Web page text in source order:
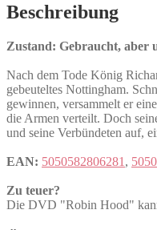
Beschreibung
Zustand: Gebraucht, aber
Nach dem Tode König
gebeuteltes Nottingham.
gewinnen, versammelt er
die Armen verteilt. Doch
und seine Verbündeten auf,
EAN: 5050582806281 ,
Zu teuer?
Die DVD "Robin Hood"